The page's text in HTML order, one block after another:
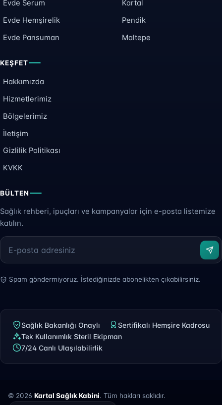
Evde Serum
Evde Hemşirelik
Evde Pansuman
Kartal
Pendik
Maltepe
KEŞFET
Hakkımızda
Hizmetlerimiz
Bölgelerimiz
İletişim
Gizlilik Politikası
KVKK
BÜLTEN
Sağlık rehberi, ipuçları ve kampanyalar için e-posta listemize
katılın.
Spam göndermiyoruz. İstediğinizde abonelikten çıkabilirsiniz.
Sağlık Bakanlığı Onaylı
Sertifikalı Hemşire Kadrosu
Tek Kullanımlık Steril Ekipman
7/24 Canlı Ulaşılabilirlik
© 2026 Kartal Sağlık Kabini. Tüm hakları saklıdır.